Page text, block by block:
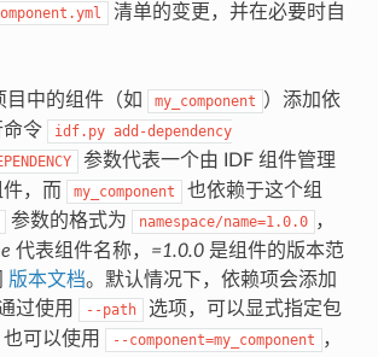
清单的变更，并在必要时自
目中的组件（如 my_component
）添加依
命令
idf.py add-dependency
参数代表一个由 IDF 组件管理
，而
my_component
也依赖于这个组
参数的格式为 namespace/name=1.0.0 ，
代表组件名称， =1.0.0是组件的版本范
版本文档。默认情况下，依赖项会添加
过使用
--path
选项，可以显式指定包
可以使用
--component=my_component
，